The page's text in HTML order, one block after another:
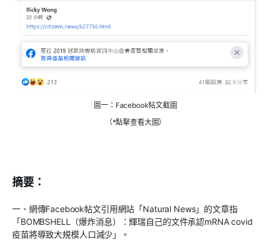
圖一：Facebook帖文截圖
（*點擊查看大圖）
摘要：
一、網傳Facebook帖文引用網站「Natural News」的文章指
「BOMBSHELL（爆炸消息）：輝瑞自己的文件承認mRNA covid
疫苗將導致大規模人口減少」。